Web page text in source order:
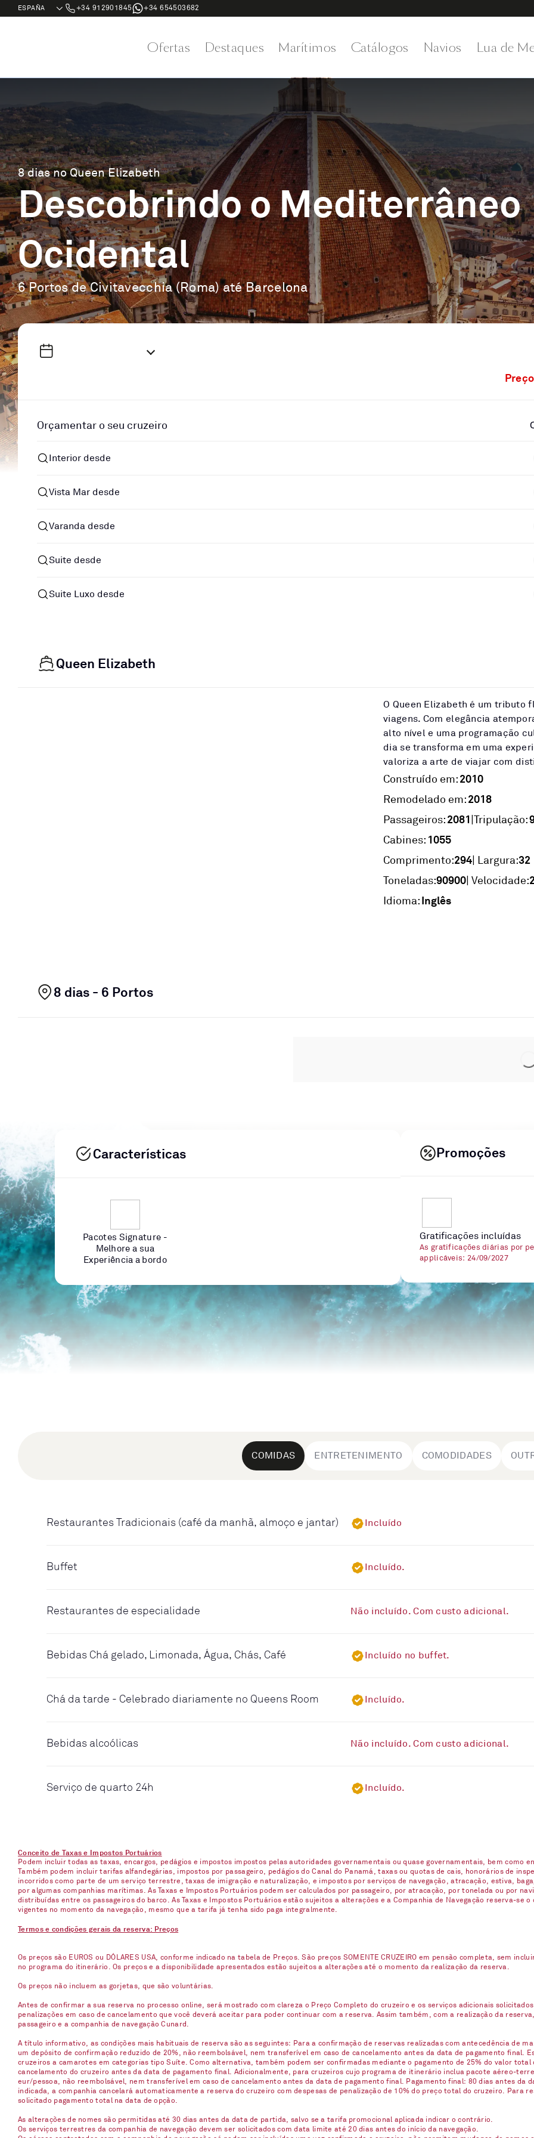
+34 912901845 +34 654503682
Ofertas Destaques Marítimos Catálogos Navios Lua de
8 dias no Queen Elizabeth
Descobrindo o Mediterrâneo
Ocidental
6 Portos de Civitavecchia (Roma) até Barcelona
Orçamentar o seu cruzeiro
Interior desde
Vista Mar desde
Varanda desde
Suite desde
Suite Luxo desde
Queen Elizabeth
O Queen Elizabeth é um tributo
viagens. Com elegância
alto nível e uma programação
dia se transforma em uma
valoriza a arte de viajar com
Construído em:2010
Remodelado em:2018
Passageiros:2081|Tripulação:
Cabines: 1055
Comprimento:294| Largura:32
Toneladas:90900| Velocidade:
Idioma:Inglês
8 dias - 6 Portos
Características
Pacotes Signature -
Melhore a sua
Experiência a bordo
Promoções
Gratificações incluídas
As gratificações diárias por
applicáveis: 24/09/2027
COMIDAS ENTRETENIMENTO COMODIDADES
Restaurantes Tradicionais (café da manhã, almoço e jantar) Incluído
Buffet Incluído.
Restaurantes de especialidade Não incluído. Com custo adicional.
Bebidas Chá gelado, Limonada, Água, Chás, Café Incluído no buffet.
Chá da tarde - Celebrado diariamente no Queens Room Incluído.
Bebidas alcoólicas Não incluído. Com custo adicional.
Serviço de quarto 24h Incluído.
Conceito de Taxas e Impostos Portuários
Podem incluir todas as taxas, encargos, pedágios e impostos impostos pelas autoridades governamentais ou quase governamentais, bem como
Também podem incluir tarifas alfandegárias, impostos por passageiro, pedágios do Canal do Panamá, taxas ou quotas de cais, honorários de
incorridos como parte de um serviço terrestre, taxas de imigração e naturalização, e impostos por serviços de navegação, atracação, estiva,
por algumas companhias marítimas. As Taxas e Impostos Portuários podem ser calculados por passageiro, por atracação, por tonelada ou por
distribuídas entre os passageiros do barco. As Taxas e Impostos Portuários estão sujeitos a alterações e a Companhia de Navegação reserva-se
vigentes no momento da navegação, mesmo que a tarifa já tenha sido paga integralmente.
Termos e condições gerais da reserva: Preços
Os preços são EUROS ou DÓLARES USA, conforme indicado na tabela de Preços. São preços SOMENTE CRUZEIRO em pensão completa, sem
no programa do itinerário. Os preços e a disponibilidade apresentados estão sujeitos a alterações até o momento da realização da reserva.
Os preços não incluem as gorjetas, que são voluntárias.
Antes de confirmar a sua reserva no processo online, será mostrado com clareza o Preço Completo do cruzeiro e os serviços adicionais
penalizações em caso de cancelamento que você deverá aceitar para poder continuar com a reserva. Assim também, com a realização da
passageiro e a companhia de navegação Cunard.
A título informativo, as condições mais habituais de reserva são as seguintes: Para a confirmação de reservas realizadas com antecedência de
um depósito de confirmação reduzido de 20%, não reembolsável, nem transferível em caso de cancelamento antes da data de pagamento final.
cruzeiros a camarotes em categorias tipo Suíte. Como alternativa, também podem ser confirmadas mediante o pagamento de 25% do valor
cancelamento do cruzeiro antes da data de pagamento final. Adicionalmente, para cruzeiros cujo programa de itinerário inclua pacote aéreo-
eur/pessoa, não reembolsável, nem transferível em caso de cancelamento antes da data de pagamento final. Pagamento final: 80 dias antes da
indicada, a companhia cancelará automaticamente a reserva do cruzeiro com despesas de penalização de 10% do preço total do cruzeiro. Para
solicitado pagamento total na data de opção.
As alterações de nomes são permitidas até 30 dias antes da data de partida, salvo se a tarifa promocional aplicada indicar o contrário.
Os serviços terrestres da companhia de navegação devem ser solicitados com data limite até 20 dias antes do início da navegação.